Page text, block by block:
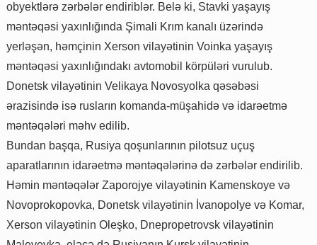
obyektlərə zərbələr endiriblər. Belə ki, Stavki yaşayış
məntəqəsi yaxınlığında Şimali Krım kanalı üzərində
yerləşən, həmçinin Xerson vilayətinin Voinka yaşayış
məntəqəsi yaxınlığındakı avtomobil körpüləri vurulub.
Donetsk vilayətinin Velikaya Novosyolka qəsəbəsi
ərazisində isə rusların komanda-müşahidə və idarəetmə
məntəqələri məhv edilib.
Bundan başqa, Rusiya qoşunlarının pilotsuz uçuş
aparatlarının idarəetmə məntəqələrinə də zərbələr endirilib.
Həmin məntəqələr Zaporojye vilayətinin Kamenskoye və
Novoprokopovka, Donetsk vilayətinin İvanopolye və Komar,
Xerson vilayətinin Oleşko, Dnepropetrovsk vilayətinin